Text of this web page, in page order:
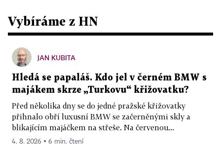
Vybíráme z HN
JAN KUBITA
Hledá se papaláš. Kdo jel v černém BMW s
majákem skrze „Turkovu“ křižovatku?
Před několika dny se do jedné pražské křižovatky
přihnalo obří luxusní BMW se začerněnými skly a
blikajícím majáčkem na střeše. Na červenou...
4. 8. 2026 ▪ 6 min. čtení